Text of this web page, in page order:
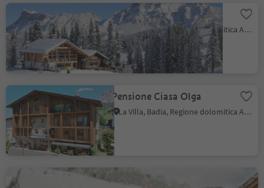
Ütia La Para
La Villa, Badia, Regione dolomitica Alta Badia
Pensione Ciasa Olga
La Villa, Badia, Regione dolomitica Alta Badia